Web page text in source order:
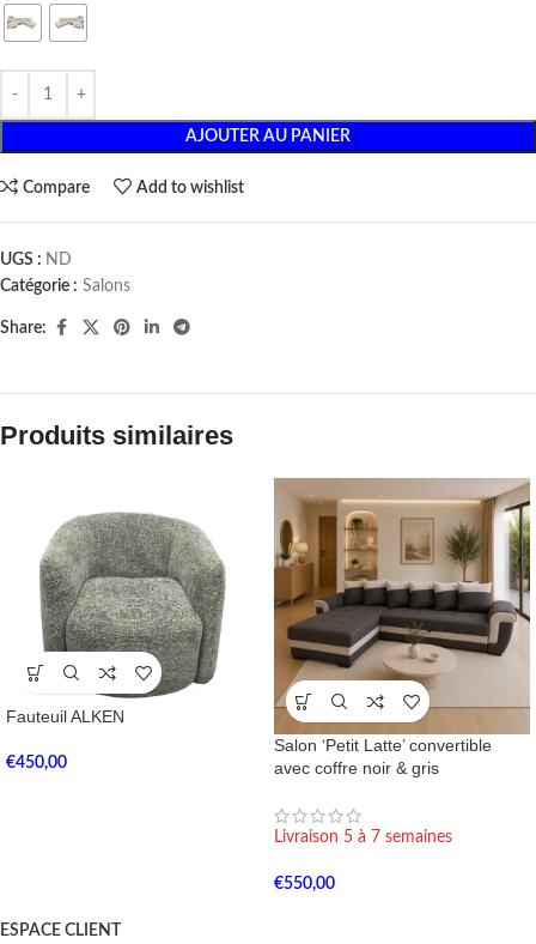
AJOUTER AU PANIER
Compare Add to wishlist
UGS : ND
Catégorie : Salons
Share:
Produits similaires
Fauteuil ALKEN
€450,00
Salon ‘Petit Latte’ convertible
avec coffre noir & gris
Livraison 5 à 7 semaines
€550,00
ESPACE CLIENT